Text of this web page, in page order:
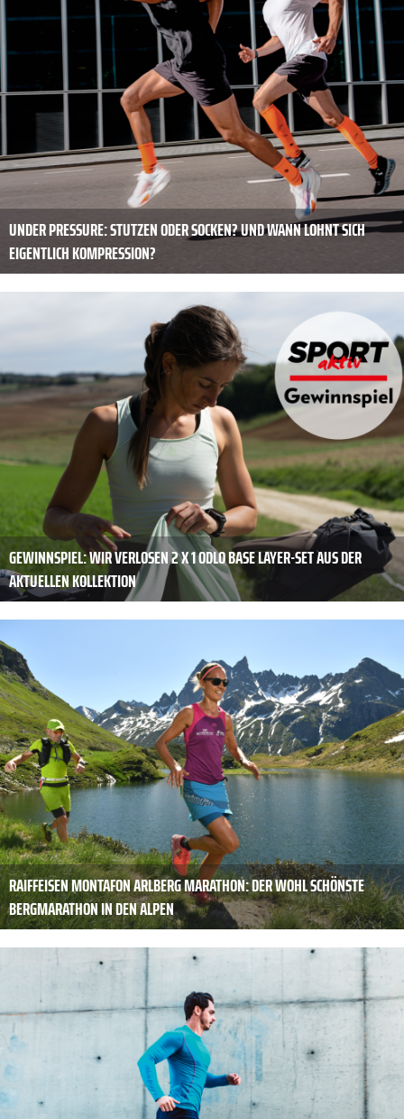
UNDER PRESSURE: STUTZEN ODER SOCKEN? UND WANN LOHNT SICH
EIGENTLICH KOMPRESSION?
GEWINNSPIEL: WIR VERLOSEN 2 X 1 ODLO BASE LAYER-SET AUS DER
AKTUELLEN KOLLEKTION
RAIFFEISEN MONTAFON ARLBERG MARATHON: DER WOHL SCHÖNSTE
BERGMARATHON IN DEN ALPEN